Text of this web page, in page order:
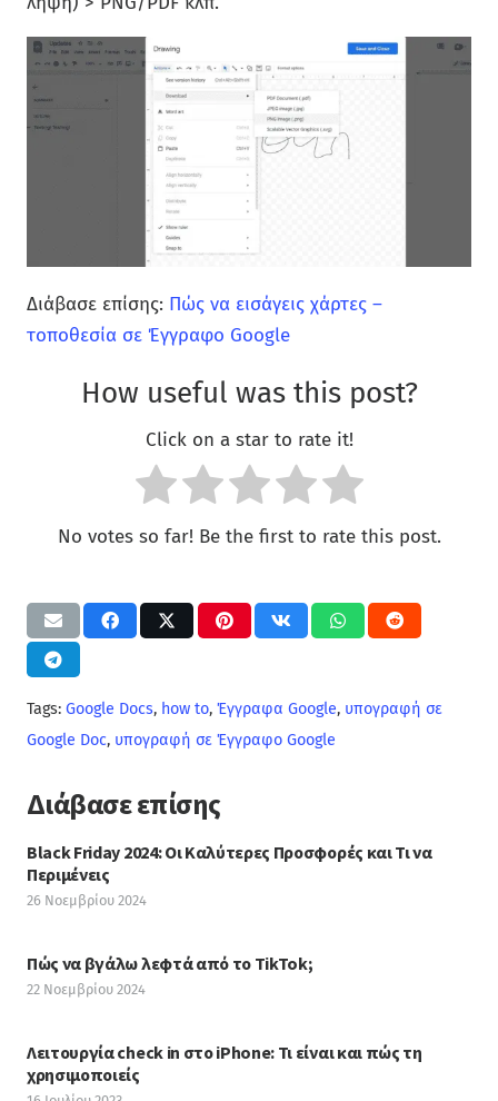
Διάβασε επίσης: Πώς να εισάγεις χάρτες –
τοποθεσία σε Έγγραφο Google
How useful was this post?
Click on a star to rate it!
No votes so far! Be the first to rate this post.
Tags: Google Docs, how to, Έγγραφα Google, υπογραφή σε
Google Doc, υπογραφή σε Έγγραφο Google
Διάβασε επίσης
Black Friday 2024: Οι Καλύτερες Προσφορές και Τι να
Περιμένεις
26 Νοεμβρίου 2024
Πώς να βγάλω λεφτά από το TikTok;
22 Νοεμβρίου 2024
Λειτουργία check in στο iPhone: Τι είναι και πώς τη
χρησιμοποιείς